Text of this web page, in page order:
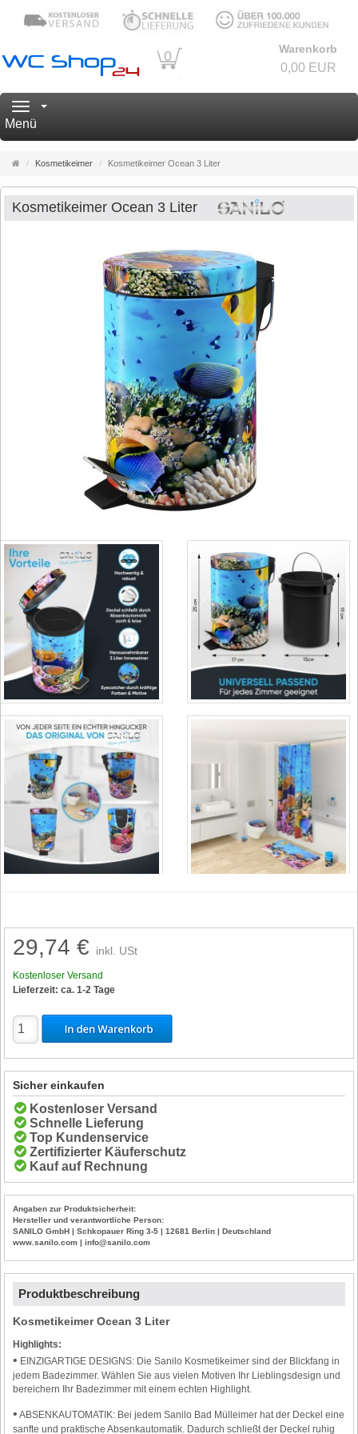
0 Warenkorb
0,00 EUR
Navigation
Menü
Startseite
Kosmetikeimer Kosmetikeimer Ocean 3 Liter
Kosmetikeimer Ocean 3 Liter
29,74 € inkl. USt
Kostenloser Versand
Lieferzeit: ca. 1-2 Tage
Sicher einkaufen
Kostenloser Versand
Schnelle Lieferung
Top Kundenservice
Zertifizierter Käuferschutz
Kauf auf Rechnung
Angaben zur Produktsicherheit:
Hersteller und verantwortliche Person:
SANILO GmbH | Schkopauer Ring 3-5 | 12681 Berlin | Deutschland
www.sanilo.com | info@sanilo.com
Produktbeschreibung
Kosmetikeimer Ocean 3 Liter
Highlights:
• EINZIGARTIGE DESIGNS: Die Sanilo Kosmetikeimer sind der Blickfang in
jedem Badezimmer. Wählen Sie aus vielen Motiven Ihr Lieblingsdesign und
bereichern Ihr Badezimmer mit einem echten Highlight.
• ABSENKAUTOMATIK: Bei jedem Sanilo Bad Mülleimer hat der Deckel eine
sanfte und praktische Absenkautomatik. Dadurch schließt der Deckel ruhig